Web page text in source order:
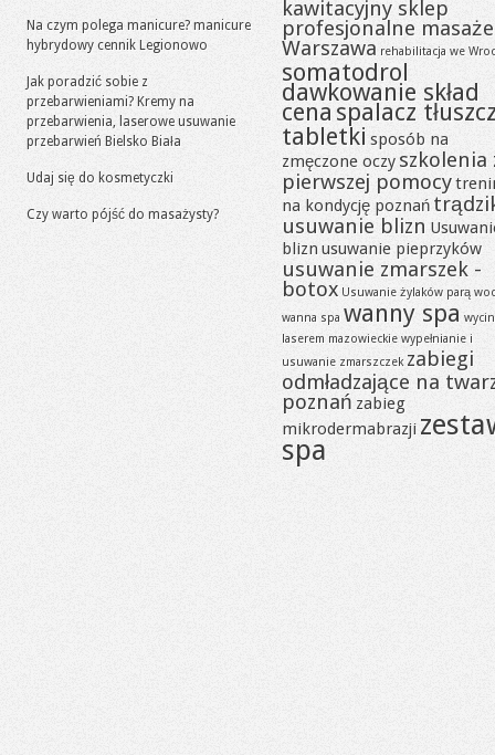
Na czym polega manicure? manicure
hybrydowy cennik Legionowo
Jak poradzić sobie z
przebarwieniami? Kremy na
przebarwienia, laserowe usuwanie
przebarwień Bielsko Biała
Udaj się do kosmetyczki
Czy warto pójść do masażysty?
kawitacyjny sklep
profesjonalne masaże
Warszawa rehabilitacja we
somatodrol
dawkowanie skład
cena spalacz
tabletki sposób na
zmęczone oczy szkolenia
pierwszej pomocy
na kondycję poznań
usuwanie blizn
blizn usuwanie pieprzyków
usuwanie zmarszek -
botox Usuwanie żylaków parą
wanna spa wanny spa
laserem mazowieckie wypełnianie i
usuwanie zmarszczek zabiegi
odmładzające na
poznań zabieg
mikrodermabrazji
spa